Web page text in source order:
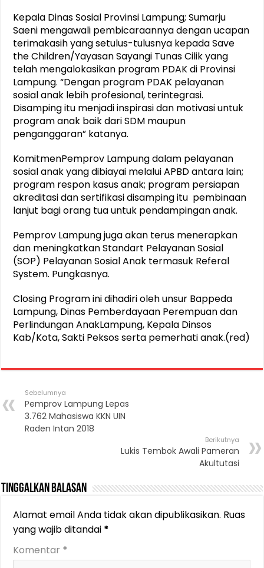
Kepala Dinas Sosial Provinsi Lampung; Sumarju
Saeni mengawali pembicaraannya dengan ucapan
terimakasih yang setulus-tulusnya kepada Save
the Children/Yayasan Sayangi Tunas Cilik yang
telah mengalokasikan program PDAK di Provinsi
Lampung. “Dengan program PDAK pelayanan
sosial anak lebih profesional, terintegrasi.
Disamping itu menjadi inspirasi dan motivasi untuk
program anak baik dari SDM maupun
penganggaran” katanya.
KomitmenPemprov Lampung dalam pelayanan
sosial anak yang dibiayai melalui APBD antara lain;
program respon kasus anak; program persiapan
akreditasi dan sertifikasi disamping itu pembinaan
lanjut bagi orang tua untuk pendampingan anak.
Pemprov Lampung juga akan terus menerapkan
dan meningkatkan Standart Pelayanan Sosial
(SOP) Pelayanan Sosial Anak termasuk Referal
System. Pungkasnya.
Closing Program ini dihadiri oleh unsur Bappeda
Lampung, Dinas Pemberdayaan Perempuan dan
Perlindungan AnakLampung, Kepala Dinsos
Kab/Kota, Sakti Peksos serta pemerhati anak.(red)
Sebelumnya
Pemprov Lampung Lepas
3.762 Mahasiswa KKN UIN
Raden Intan 2018
Berikutnya
Lukis Tembok Awali Pameran
Akultutasi
Tinggalkan Balasan
Alamat email Anda tidak akan dipublikasikan. Ruas
yang wajib ditandai *
Komentar *